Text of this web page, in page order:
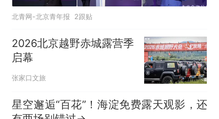
北青网-北京青年报 2跟贴
2026北京越野赤城露营季
启幕
张家口文旅
星空邂逅“百花”！海淀免费露天观影，还